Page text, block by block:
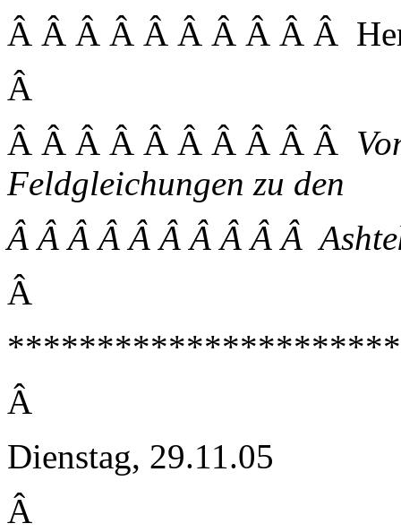
Â Â Â Â Â Â Â Â Â Â
Â
Â Â Â Â Â Â Â Â Â Â
Feldgleichungen zu den
Â Â Â Â Â Â Â Â Â Â
Â
Â
Dienstag, 29.11.05
Â